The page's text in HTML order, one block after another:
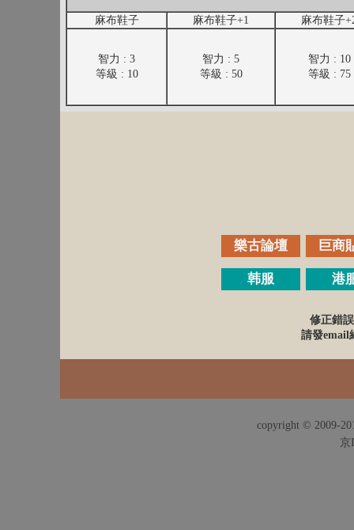
麻布鞋子 麻布鞋子+1 麻布鞋子
智力 : 3
等級 : 10
智力 : 5
等級 : 50
智力 : 10
等級 : 75
樂古論壇 巨商
韩服 港
修正錯
請發email
copyright © 2009-
京